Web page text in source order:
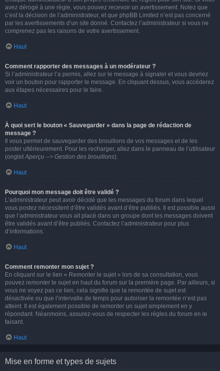
avez dérogé à une règle, vous pouvez recevoir un avertissement. Notez que
c’est la décision de l’administrateur, et que phpBB Limited n’est pas concerné
par les avertissements d’un site donné. Contactez l’administrateur si vous ne
comprenez pas les raisons de votre avertissement.
Haut
Comment rapporter des messages à un modérateur ?
Si l’administrateur l’a permis, allez sur le message à signaler et vous devriez
voir un bouton pour rapporter le message. En cliquant dessus, vous accéderez
aux étapes nécessaires pour le faire.
Haut
À quoi sert le bouton « Sauvegarder » dans la page de rédaction de
message ?
Il vous permet de sauvegarder des brouillons de vos messages et de les
poster ultérieurement. Pour les recharger, allez dans le panneau de l’utilisateur
(ongletAperçu --> Gestion des brouillons).
Haut
Pourquoi mon message doit être validé ?
L’administrateur peut avoir décidé que les messages du forum dans lequel
vous postez nécessitent d’être validés avant d’être publiés. Il est possible aussi
que l’administrateur vous ait placé dans un groupe dont les messages doivent
être validés avant d’être publiés. Contactez l’administrateur pour plus
d’informations.
Haut
Comment remonter mon sujet ?
En cliquant sur le lien « Remonter le sujet » lors de sa consultation, vous
pouvez remonterle sujet en haut du forum sur la première page. Par ailleurs, si
vous ne voyez pas ce lien, cela signifie que la remontée de sujet est
désactivée ou que l’intervalle de temps pour autoriser la remontée n’est pas
atteint. Il est également possible de remonter un sujet simplement en y
répondant. Néanmoins, assurez-vous de respecter les règles du forum en le
faisant.
Haut
Mise en forme et types de sujets